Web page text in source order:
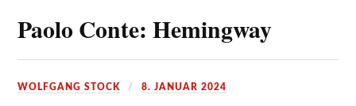
Paolo Conte: Hemingway
WOLFGANG STOCK 8. JANUAR 2024